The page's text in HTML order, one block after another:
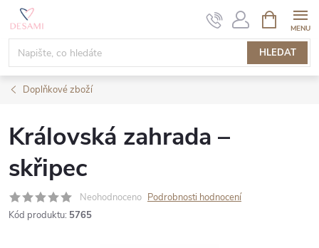
Přejít
obsah
HLEDAT
NÁKUPNÍ
KOŠÍK
Doplňkové zboží
Královská zahrada –
skřipec
Neohodnoceno Podrobnosti hodnocení
Kód produktu: 5765